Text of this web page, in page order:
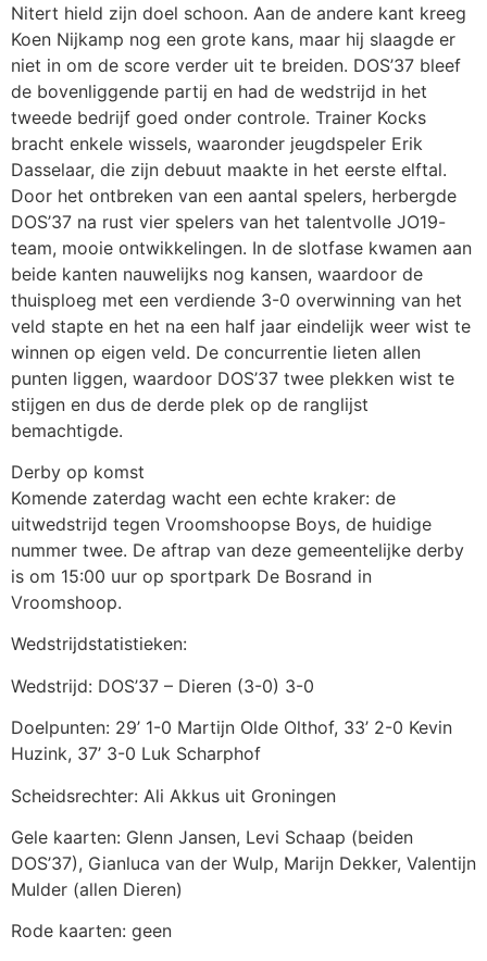
Nitert hield zijn doel schoon. Aan de andere kant kreeg
Koen Nijkamp nog een grote kans, maar hij slaagde er
niet in om de score verder uit te breiden. DOS’37 bleef
de bovenliggende partij en had de wedstrijd in het
tweede bedrijf goed onder controle. Trainer Kocks
bracht enkele wissels, waaronder jeugdspeler Erik
Dasselaar, die zijn debuut maakte in het eerste elftal.
Door het ontbreken van een aantal spelers, herbergde
DOS’37 na rust vier spelers van het talentvolle JO19-
team, mooie ontwikkelingen. In de slotfase kwamen aan
beide kanten nauwelijks nog kansen, waardoor de
thuisploeg met een verdiende 3-0 overwinning van het
veld stapte en het na een half jaar eindelijk weer wist te
winnen op eigen veld. De concurrentie lieten allen
punten liggen, waardoor DOS’37 twee plekken wist te
stijgen en dus de derde plek op de ranglijst
bemachtigde.
Derby op komst
Komende zaterdag wacht een echte kraker: de
uitwedstrijd tegen Vroomshoopse Boys, de huidige
nummer twee. De aftrap van deze gemeentelijke derby
is om 15:00 uur op sportpark De Bosrand in
Vroomshoop.
Wedstrijdstatistieken:
Wedstrijd: DOS’37 – Dieren (3-0) 3-0
Doelpunten: 29’ 1-0 Martijn Olde Olthof, 33’ 2-0 Kevin
Huzink, 37’ 3-0 Luk Scharphof
Scheidsrechter: Ali Akkus uit Groningen
Gele kaarten: Glenn Jansen, Levi Schaap (beiden
DOS’37), Gianluca van der Wulp, Marijn Dekker, Valentijn
Mulder (allen Dieren)
Rode kaarten: geen